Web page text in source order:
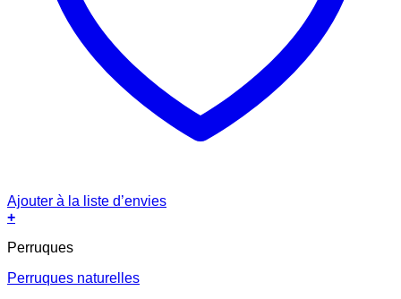
Ajouter à la liste d’envies
+
Perruques
Perruques naturelles